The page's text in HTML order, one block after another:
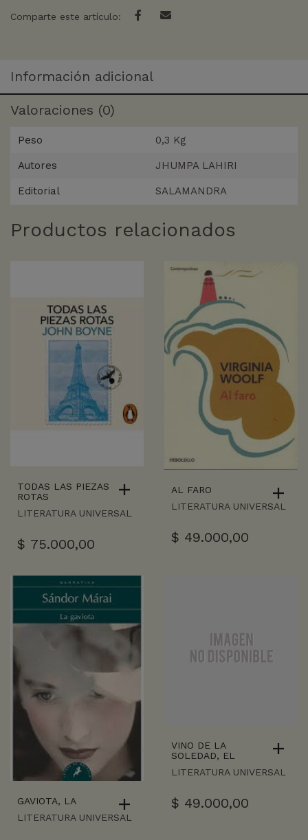
Comparte este artículo:
Información adicional
Valoraciones (0)
Peso 0,3 Kg
Autores JHUMPA LAHIRI
Editorial SALAMANDRA
Productos relacionados
TODAS LAS PIEZAS
ROTAS
LITERATURA UNIVERSAL
$ 75.000,00
AL FARO
LITERATURA UNIVERSAL
$ 49.000,00
GAVIOTA, LA
LITERATURA UNIVERSAL
VINO DE LA
SOLEDAD, EL
LITERATURA UNIVERSAL
$ 49.000,00